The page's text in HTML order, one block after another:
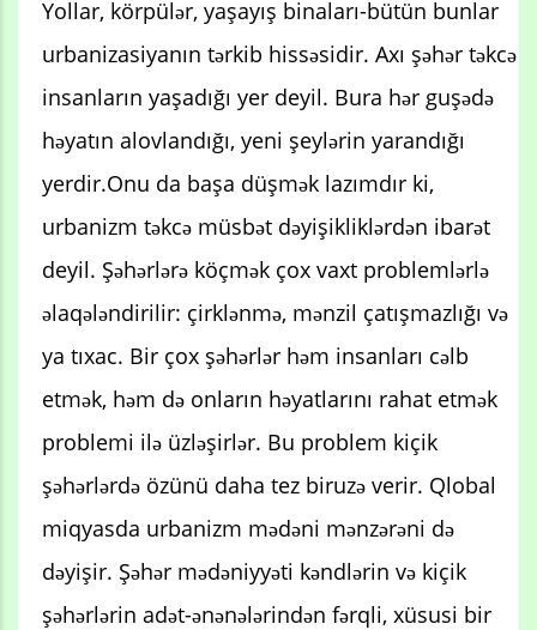
Yollar, körpülər, yaşayış binaları-bütün bunlar
urbanizasiyanın tərkib hissəsidir. Axı şəhər təkcə
insanların yaşadığı yer deyil. Bura hər guşədə
həyatın alovlandığı, yeni şeylərin yarandığı
yerdir.Onu da başa düşmək lazımdır ki,
urbanizm təkcə müsbət dəyişikliklərdən ibarət
deyil. Şəhərlərə köçmək çox vaxt problemlərlə
əlaqələndirilir: çirklənmə, mənzil çatışmazlığı və
ya tıxac. Bir çox şəhərlər həm insanları cəlb
etmək, həm də onların həyatlarını rahat etmək
problemi ilə üzləşirlər. Bu problem kiçik
şəhərlərdə özünü daha tez biruzə verir. Qlobal
miqyasda urbanizm mədəni mənzərəni də
dəyişir. Şəhər mədəniyyəti kəndlərin və kiçik
şəhərlərin adət-ənənələrindən fərqli, xüsusi bir